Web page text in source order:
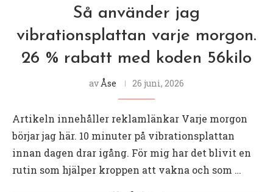
Så använder jag
vibrationsplattan varje morgon.
26 % rabatt med koden 56kilo
av Åse 26 juni, 2026
Artikeln innehåller reklamlänkar Varje morgon
börjar jag här. 10 minuter på vibrationsplattan
innan dagen drar igång. För mig har det blivit en
rutin som hjälper kroppen att vakna och som …